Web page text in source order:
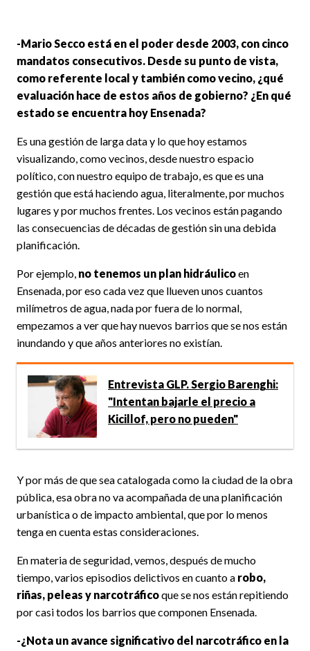
-Mario Secco está en el poder desde 2003, con cinco
mandatos consecutivos. Desde su punto de vista,
como referente local y también como vecino, ¿qué
evaluación hace de estos años de gobierno? ¿En qué
estado se encuentra hoy Ensenada?
Es una gestión de larga data y lo que hoy estamos
visualizando, como vecinos, desde nuestro espacio
político, con nuestro equipo de trabajo, es que es una
gestión que está haciendo agua, literalmente, por muchos
lugares y por muchos frentes. Los vecinos están pagando
las consecuencias de décadas de gestión sin una debida
planificación.
Por ejemplo, no tenemos un plan hidráulicoen
Ensenada, por eso cada vez que llueven unos cuantos
milímetros de agua, nada por fuera de lo normal,
empezamos a ver que hay nuevos barrios que se nos están
inundando y que años anteriores no existían.
Entrevista GLP. Sergio Barenghi:
"Intentan bajarle el precio a
Kicillof, pero no pueden"
Y por más de que sea catalogada como la ciudad de la obra
pública, esa obra no va acompañada de una planificación
urbanística o de impacto ambiental, que por lo menos
tenga en cuenta estas consideraciones.
En materia de seguridad, vemos, después de mucho
tiempo, varios episodios delictivos en cuanto a robo,
riñas, peleas y narcotráficoque se nos están repitiendo
por casi todos los barrios que componen Ensenada.
-¿Nota un avance significativo del narcotráfico en la